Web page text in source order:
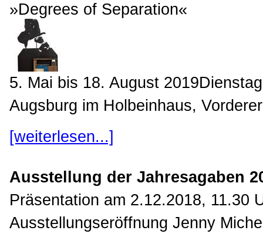
»Degrees of Separation«
5. Mai bis 18. August
Augsburg im Holbeinhaus,
[weiterlesen...]
Ausstellung der Jahresagaben
Präsentation am 2.12.2018, 11.30
Ausstellungseröffnung Jenny